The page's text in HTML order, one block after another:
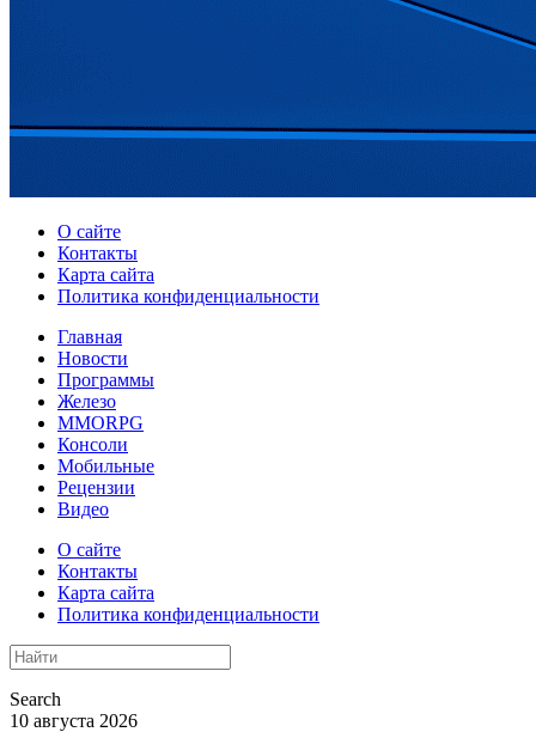
О сайте
Контакты
Карта сайта
Политика конфиденциальности
Главная
Новости
Программы
Железо
MMORPG
Консоли
Мобильные
Рецензии
Видео
О сайте
Контакты
Карта сайта
Политика конфиденциальности
Search
10 августа 2026